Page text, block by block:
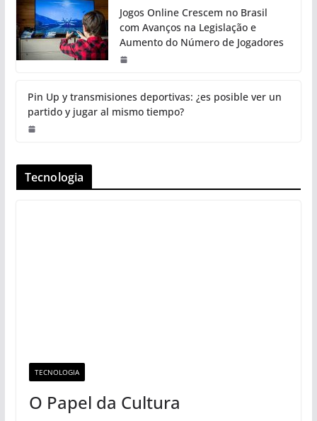
Jogos Online Crescem no Brasil
com Avanços na Legislação e
Aumento do Número de Jogadores
Pin Up y transmisiones deportivas: ¿es posible ver un
partido y jugar al mismo tiempo?
Tecnologia
TECNOLOGIA
O Papel da Cultura